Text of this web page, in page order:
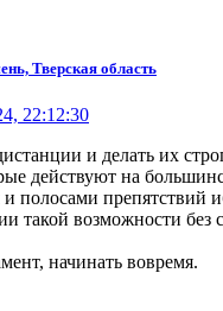
Тверская область
22:12:30
и делать их
действуют на
полосами препятствий
возможности без
начинать вовремя.